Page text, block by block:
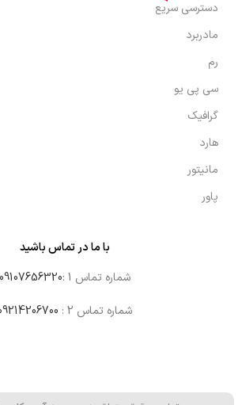
دسترسی سریع
مادربرد
رم
سی پی یو
گرافیک
هارد
مانیتور
پاور
با ما در تماس باشید
شماره تماس 1 :
09107656320
شماره تماس 2 :